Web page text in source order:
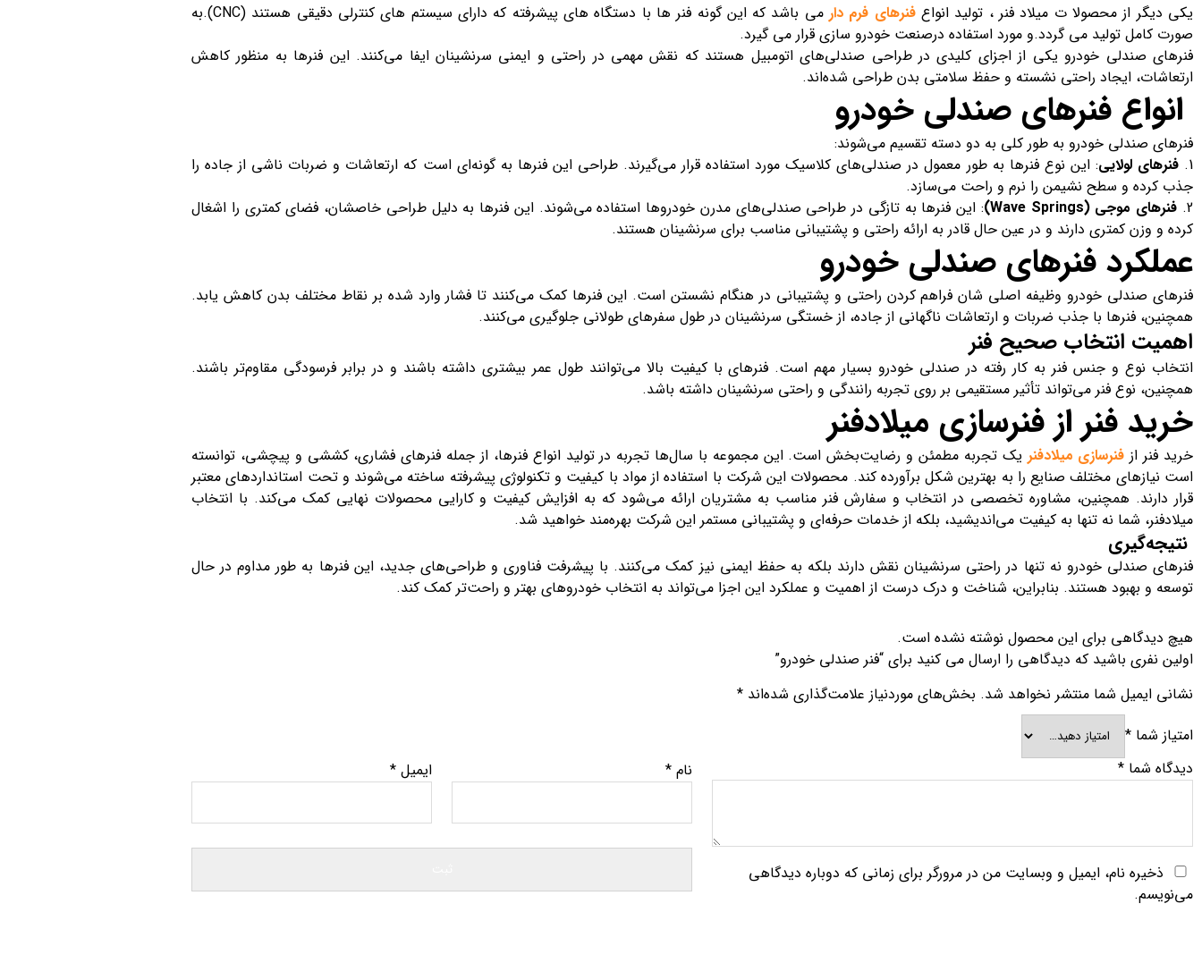
یکی دیگر از محصولا ت میلاد فنر ، تولید انواعفنرهای فرم دار
می باشد که این گونه فنر ها با دستگاه های پیشرفته که دارای سیستم های کنترلی دقیقی هستند (CNC).به
صورت کامل تولید می گردد.و مورد استفاده درصنعت خودرو سازی قرار می گیرد.
فنرهای صندلی خودرو یکی از اجزای کلیدی در طراحی صندلی‌های اتومبیل هستند که نقش مهمی در راحتی و ایمنی سرنشینان ایفا می‌کنند. این فنرها به منظور کاهش
ارتعاشات، ایجاد راحتی نشسته و حفظ سلامتی بدن طراحی شده‌اند.
انواع فنرهای صندلی خودرو
فنرهای صندلی خودرو به طور کلی به دو دسته تقسیم می‌شوند:
1. فنرهای لولایی: این نوع فنرها به طور معمول در صندلی‌های کلاسیک مورد استفاده قرار می‌گیرند. طراحی این فنرها به گونه‌ای است که ارتعاشات و ضربات ناشی از جاده را
جذب کرده و سطح نشیمن را نرم و راحت می‌سازد.
2. فنرهای موجی (Wave Springs)
: این فنرها به تازگی در طراحی صندلی‌های مدرن خودروها استفاده می‌شوند. این فنرها به دلیل طراحی خاصشان، فضای کمتری را اشغال
کرده و وزن کمتری دارند و در عین حال قادر به ارائه راحتی و پشتیبانی مناسب برای سرنشینان هستند.
عملکرد فنرهای صندلی خودرو
فنرهای صندلی خودرو وظیفه اصلی شان فراهم کردن راحتی و پشتیبانی در هنگام نشستن است. این فنرها کمک می‌کنند تا فشار وارد شده بر نقاط مختلف بدن کاهش یابد.
همچنین، فنرها با جذب ضربات و ارتعاشات ناگهانی از جاده، از خستگی سرنشینان در طول سفرهای طولانی جلوگیری می‌کنند.
اهمیت انتخاب صحیح فنر
انتخاب نوع و جنس فنر به کار رفته در صندلی خودرو بسیار مهم است. فنرهای با کیفیت بالا می‌توانند طول عمر بیشتری داشته باشند و در برابر فرسودگی مقاوم‌تر باشند.
همچنین، نوع فنر می‌تواند تأثیر مستقیمی بر روی تجربه رانندگی و راحتی سرنشینان داشته باشد.
خرید فنر از فنرسازی میلادفنر
خرید فنر از فنرسازی میلادفنر یک تجربه مطمئن و رضایت‌بخش است. این مجموعه با سال‌ها تجربه در تولید انواع فنرها، از جمله فنرهای فشاری، کششی و پیچشی، توانسته
است نیازهای مختلف صنایع را به بهترین شکل برآورده کند. محصولات این شرکت با استفاده از مواد با کیفیت و تکنولوژی پیشرفته ساخته می‌شوند و تحت استانداردهای معتبر
قرار دارند. همچنین، مشاوره تخصصی در انتخاب و سفارش فنر مناسب به مشتریان ارائه می‌شود که به افزایش کیفیت و کارایی محصولات نهایی کمک می‌کند. با انتخاب
میلادفنر، شما نه تنها به کیفیت می‌اندیشید، بلکه از خدمات حرفه‌ای و پشتیبانی مستمر این شرکت بهره‌مند خواهید شد.
نتیجه‌گیری
فنرهای صندلی خودرو نه تنها در راحتی سرنشینان نقش دارند بلکه به حفظ ایمنی نیز کمک می‌کنند. با پیشرفت فناوری و طراحی‌های جدید، این فنرها به طور مداوم در حال
توسعه و بهبود هستند. بنابراین، شناخت و درک درست از اهمیت و عملکرد این اجزا می‌تواند به انتخاب خودروهای بهتر و راحت‌تر کمک کند.
هیچ دیدگاهی برای این محصول نوشته نشده است.
اولین نفری باشید که دیدگاهی را ارسال می کنید برای “فنر صندلی خودرو”
نشانی ایمیل شما منتشر نخواهد شد. بخش‌های موردنیاز علامت‌گذاری شده‌اند *
امتیاز شما *
دیدگاه شما * نام * ایمیل*
ذخیره نام، ایمیل و وبسایت من در مرورگر برای زمانی که دوباره دیدگاهی
می‌نویسم.